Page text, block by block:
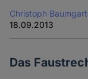
Christoph
18.09.2013
Das